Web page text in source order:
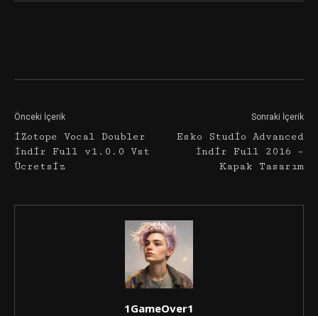
Önceki İçerik
iZotope Vocal Doubler
İndir Full v1.0.0 Vst
Ücretsiz
Sonraki İçerik
Esko Studio Advanced
İndir Full 2016 –
Kapak Tasarım
1GameOver1